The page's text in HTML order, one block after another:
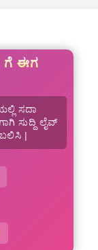
ಗೆ ಈಗ
ಸದಾ
ಸುದ್ದಿ ಲೈವ್
|